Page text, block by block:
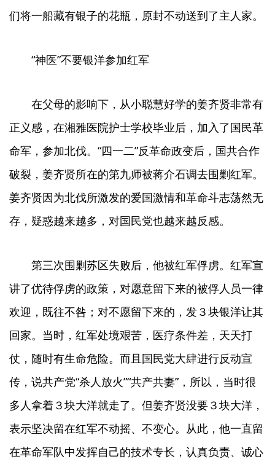
们将一船藏有银子的花瓶，原封不动送到了主人家。
“神医”不要银洋参加红军
在父母的影响下，从小聪慧好学的姜齐贤非常有
正义感，在湘雅医院护士学校毕业后，加入了国民革
命军，参加北伐。“四一二”反革命政变后，国共合作
破裂，姜齐贤所在的第九师被蒋介石调去围剿红军。
姜齐贤因为北伐所激发的爱国激情和革命斗志荡然无
存，疑惑越来越多，对国民党也越来越反感。
第三次围剿苏区失败后，他被红军俘虏。红军宣
讲了优待俘虏的政策，对愿意留下来的被俘人员一律
欢迎，既往不咎；对不愿留下来的，发３块银洋让其
回家。当时，红军处境艰苦，医疗条件差，天天打
仗，随时有生命危险。而且国民党大肆进行反动宣
传，说共产党“杀人放火”“共产共妻”，所以，当时很
多人拿着３块大洋就走了。但姜齐贤没要３块大洋，
表示坚决留在红军不动摇、不变心。从此，他一直留
在革命军队中发挥自己的技术专长，认真负责、诚心